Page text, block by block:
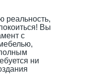
реальность,
Вы
с
ни